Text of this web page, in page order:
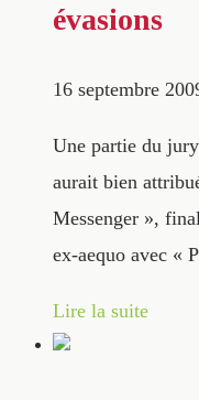
évasions
16 septembre
Une partie du
aurait bien
Messenger »,
ex-aequo avec «
Lire la suite